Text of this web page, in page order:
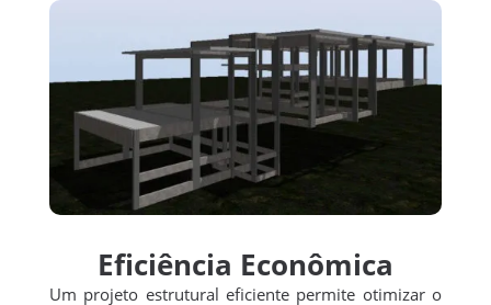
Eficiência Econômica
Um projeto estrutural eficiente permite otimizar o